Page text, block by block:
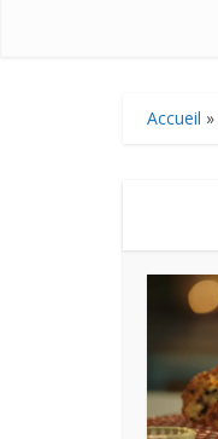
Accueil »